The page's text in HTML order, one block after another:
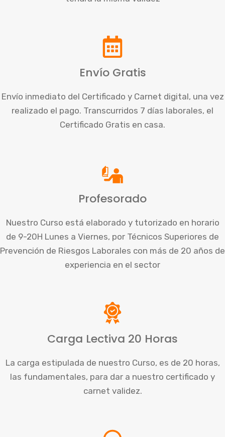
Envío Gratis
Envío inmediato del Certificado y Carnet digital, una vez
realizado el pago. Transcurridos 7 días laborales, el
Certificado Gratis en casa.
Profesorado
Nuestro Curso está elaborado y tutorizado en horario
de 9-20H Lunes a Viernes, por Técnicos Superiores de
Prevención de Riesgos Laborales con más de 20 años de
experiencia en el sector
Carga Lectiva 20 Horas
La carga estipulada de nuestro Curso, es de 20 horas,
las fundamentales, para dar a nuestro certificado y
carnet validez.